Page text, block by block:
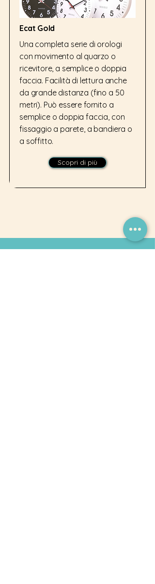
Ecat Gold
Una completa serie di orologi
con movimento al quarzo o
ricevitore, a semplice o doppia
faccia. Facilità di lettura anche
da grande distanza (fino a 50
metri). Può essere fornito a
semplice o doppia faccia, con
fissaggio a parete, a bandiera o
a soffitto.
Scopri di più